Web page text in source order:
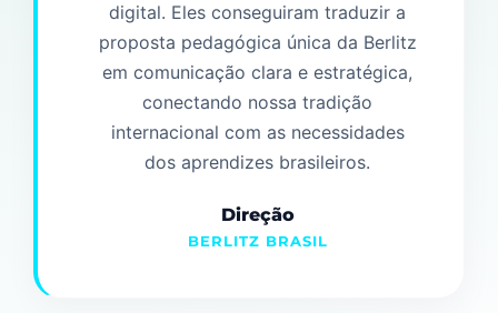
digital. Eles conseguiram traduzir a
proposta pedagógica única da Berlitz
em comunicação clara e estratégica,
conectando nossa tradição
internacional com as necessidades
dos aprendizes brasileiros.
Direção
BERLITZ BRASIL